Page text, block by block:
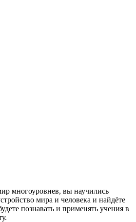
многоуровнев, вы научились
мира и человека и найдёте
познавать и применять учения в